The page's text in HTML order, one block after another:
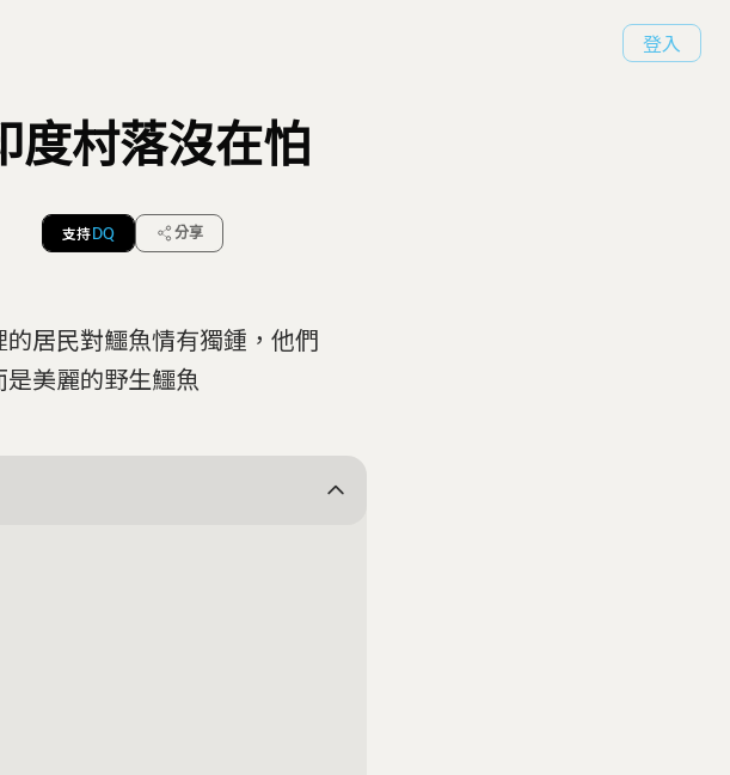
登入
度村落沒在怕
支持 DQ 分享
居民對鱷魚情有獨鍾，他們
美麗的野生鱷魚